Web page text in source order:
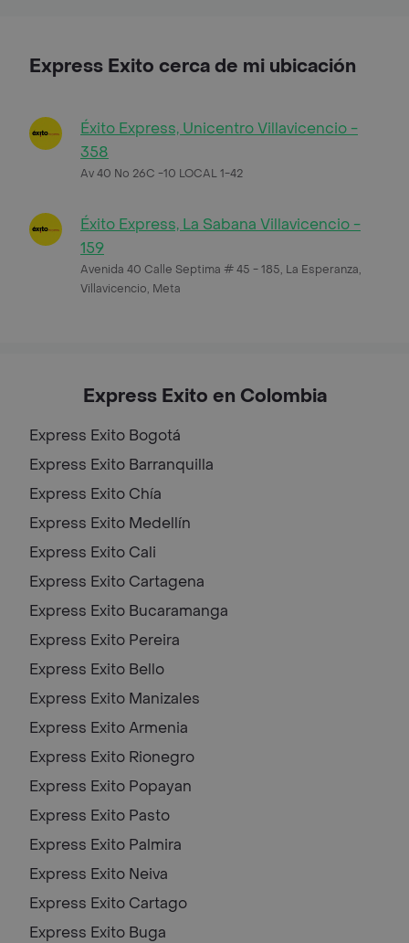
Express Exito cerca de mi ubicación
Éxito Express, Unicentro Villavicencio -
358
Av 40 No 26C -10 LOCAL 1-42
Éxito Express, La Sabana Villavicencio -
159
Avenida 40 Calle Septima # 45 - 185, La Esperanza,
Villavicencio, Meta
Express Exito en Colombia
Express Exito Bogotá
Express Exito Barranquilla
Express Exito Chía
Express Exito Medellín
Express Exito Cali
Express Exito Cartagena
Express Exito Bucaramanga
Express Exito Pereira
Express Exito Bello
Express Exito Manizales
Express ExitoArmenia
Express Exito Rionegro
Express Exito Popayan
Express Exito Pasto
Express Exito Palmira
Express Exito Neiva
Express Exito Cartago
Express Exito Buga